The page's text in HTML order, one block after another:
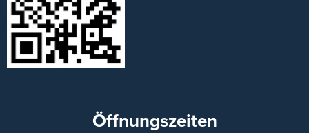
Öffnungszeiten